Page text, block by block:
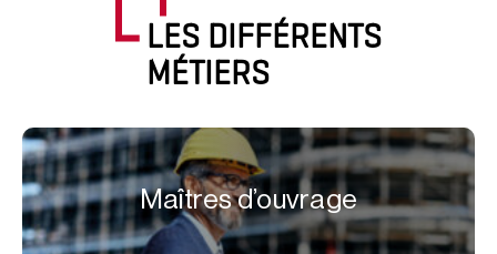
LES DIFFÉRENTS
MÉTIERS
Maîtres d’ouvrage